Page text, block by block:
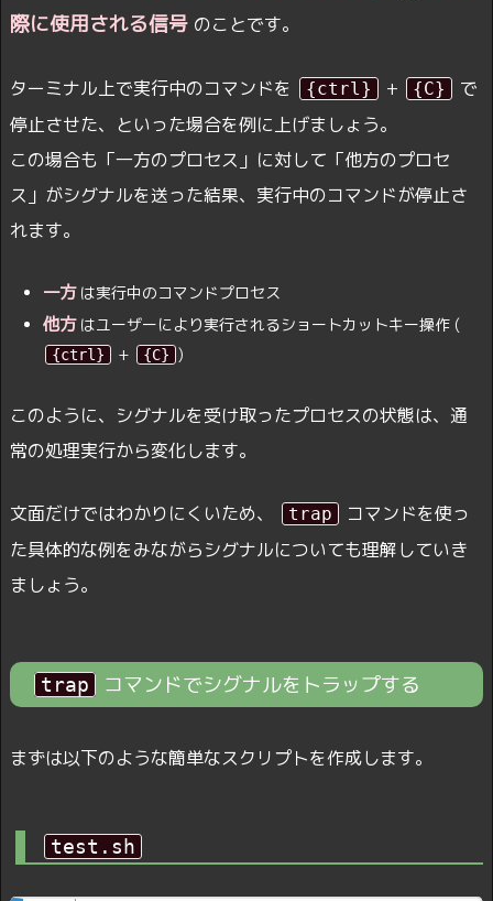
際に使用される信号 のことです。
ターミナル上で実行中のコマンドを {ctrl} + {C}
で
停止させた、といった場合を例に上げましょう。
この場合も「一方のプロセス」に対して「他方のプロセ
ス」がシグナルを送った結果、実行中のコマンドが停止さ
れます。
一方は実行中のコマンドプロセス
他方はユーザーにより実行されるショートカットキー操作 (
{ctrl} + {C} )
このように、シグナルを受け取ったプロセスの状態は、通
常の処理実行から変化します。
文面だけではわかりにくいため、 trap
コマンドを使っ
た具体的な例をみながらシグナルについても理解していき
ましょう。
trap コマンドでシグナルをトラップする
まずは以下のような簡単なスクリプトを作成します。
test.sh